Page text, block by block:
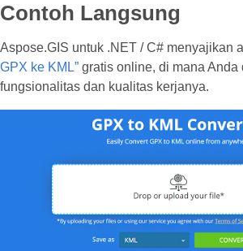
Contoh Langsung
Aspose.GIS untuk .NET / C# menyajikan
GPX ke KML” gratis online, di mana Anda
fungsionalitas dan kualitas kerjanya.